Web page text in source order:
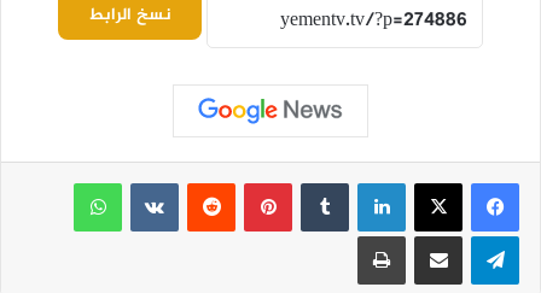
نسخ الرابط
لينكدإن بينتيريست
واتساب
تيلقرام مشاركة عبر البريد طباعة